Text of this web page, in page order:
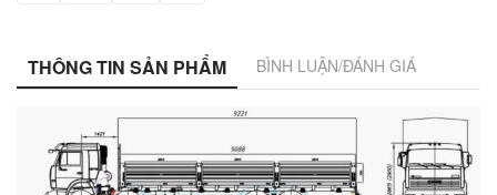
THÔNG TIN SẢN PHẨM BÌNH LUẬN/ĐÁNH GIÁ